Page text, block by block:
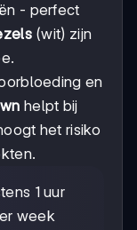
- perfect
(wit) zijn
en
helpt bij
het risiko
1 uur
week